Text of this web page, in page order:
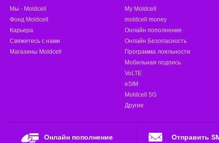
Мы - Moldcell
Фонд Moldcell
Карьера
Свяжитесь с нами
Магазины Moldcell
My Moldcell
moldcell money
Онлайн пополнение
Онлайн Безопасность
Программа лояльности
Мобильная подпись
VoLTE
eSIM
Moldcell 5G
Другие
Онлайн пополнение Отправить